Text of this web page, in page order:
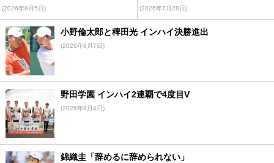
(2026年8月5日) (2026年7月28日)
小野倫太郎と稗田光 インハイ決勝進出
(2026年8月7日)
野田学園 インハイ2連覇で4度目V
(2026年8月4日)
錦織圭「辞めるに辞められない」